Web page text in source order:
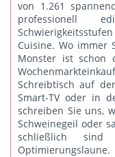
von 1.261
professionell
Cuisine. Wo immer
Monster ist schon
Schreibtisch auf
Smart-TV oder in
schreiben Sie uns,
Schweinegeil oder
schließlich
Optimierungslaune.